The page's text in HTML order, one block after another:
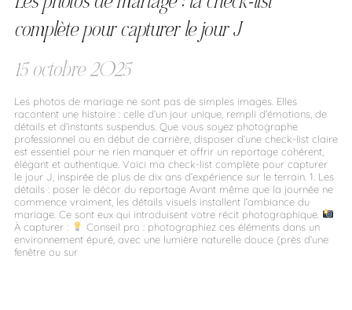
complète pour capturer le jour J
15 octobre 2025
Les photos de mariage ne sont pas de simples images. Elles
racontent une histoire : celle d’un jour unique, rempli d’émotions, de
détails et d’instants suspendus. Que vous soyez photographe
professionnel ou en début de carrière, disposer d’une check-list claire
est essentiel pour ne rien manquer et offrir un reportage cohérent,
élégant et authentique. Voici ma check-list complète pour capturer
le jour J, inspirée de plus de dix ans d’expérience sur le terrain. 1. Les
détails : poser le décor du reportage Avant même que la journée ne
commence vraiment, les détails visuels installent l’ambiance du
mariage. Ce sont eux qui introduisent votre récit photographique.
À capturer :
Conseil pro : photographiez ces éléments dans un
environnement épuré, avec une lumière naturelle douce (près d’une
fenêtre ou sur